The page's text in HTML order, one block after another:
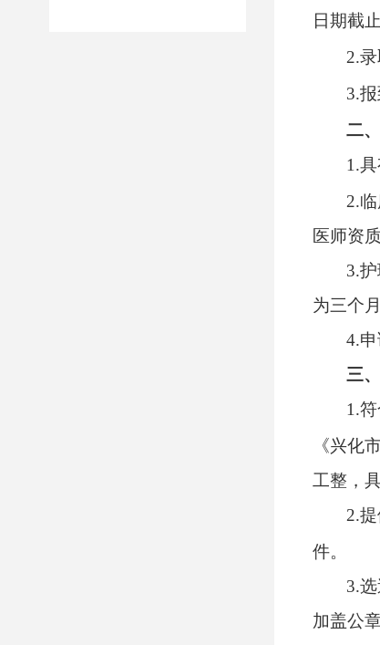
日期截
2.录
3.报
二
1.
2.
医师资
3.
为三个
4.
三
1.
《兴化
工整，
2.
件。
3.
加盖公